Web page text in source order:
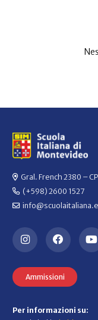
Gral. French 2380 –
(+598) 2600 1527
Ammissioni
Per informazioni su: